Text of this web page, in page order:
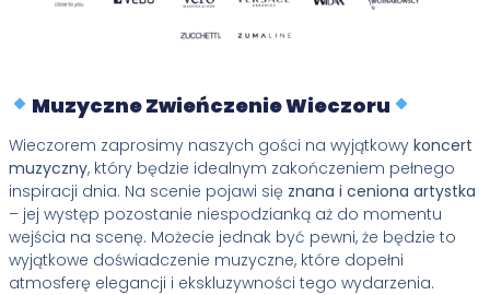
Muzyczne Zwieńczenie Wieczoru
Wieczorem zaprosimy naszych gości na wyjątkowy koncert
muzyczny, który będzie idealnym zakończeniem pełnego
inspiracji dnia. Na scenie pojawi się znana i ceniona artystka
– jej występ pozostanie niespodzianką aż do momentu
wejścia na scenę. Możecie jednak być pewni, że będzie to
wyjątkowe doświadczenie muzyczne, które dopełni
atmosferę elegancji i ekskluzywności tego wydarzenia.